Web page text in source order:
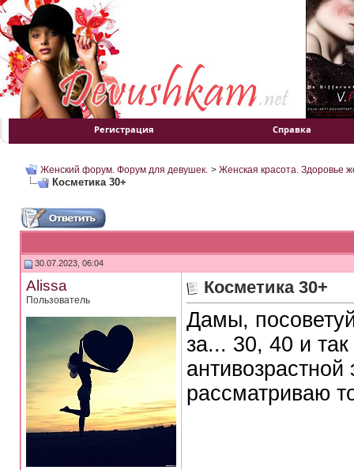
Регистрация Справка
Женский форум. Форум для девушек. > Женская красота. Здоровье
Косметика 30+
30.07.2023, 06:04
Alissa
Пользователь
Косметика 30+
Дамы,
за... 30, 40 и
рассматриваю